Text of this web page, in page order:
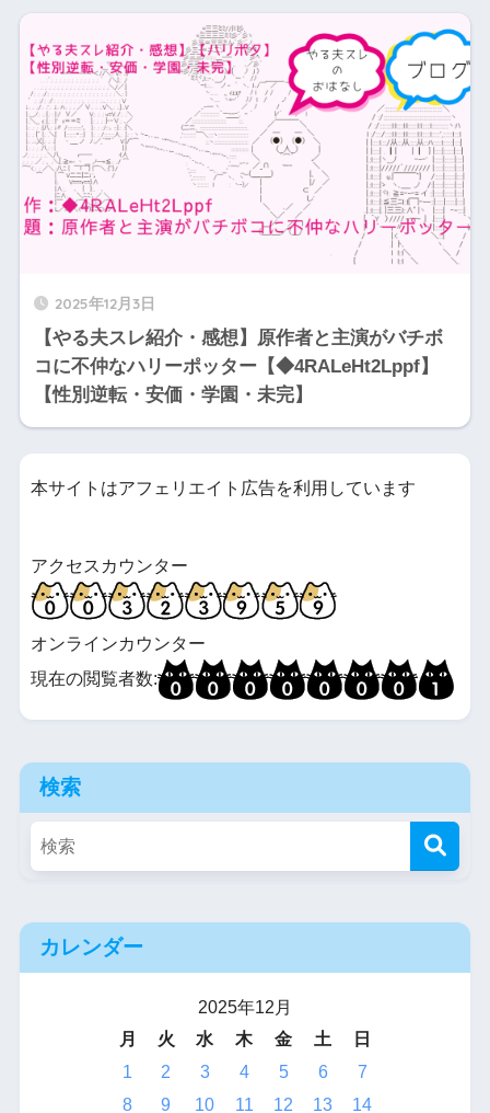
2025年12月3日
【やる夫スレ紹介・感想】原作者と主演がバチボ
コに不仲なハリーポッター【◆4RALeHt2Lppf】
【性別逆転・安価・学園・未完】
本サイトはアフェリエイト広告を利用しています
アクセスカウンター
オンラインカウンター
現在の閲覧者数:
検索
カレンダー
2025年12月
月
火 水 木 金 土
日
1
2 3 4 5 6
7
8
9 10 11 12 13
14